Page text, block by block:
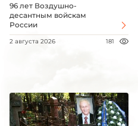
96 лет Воздушно-
десантным войскам
России
2 августа 2026 181